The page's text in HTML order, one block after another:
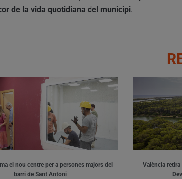
de la vida quotidiana del municipi.
el nou centre per a persones majors del
barri de Sant Antoni
València